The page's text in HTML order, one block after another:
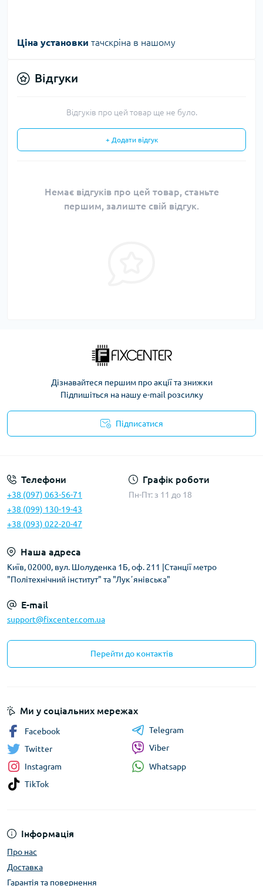
Ціна установки тачскріна в нашому
Відгуки
Відгуків про цей товар ще не було.
+ Додати відгук
Немає відгуків про цей товар, станьте
першим, залиште свій відгук.
Дізнавайтеся першим про акції та знижки
Підпишіться на нашу e-mail розсилку
Підписатися
Телефони
+38 (097) 063-56-71
+38 (099) 130-19-43
+38 (093) 022-20-47
Графік роботи
Пн-Пт: з 11 до 18
Наша адреса
Київ, 02000, вул. Шолуденка 1Б, оф. 211 |Станції метро
"Політехнічний інститут" та "Лукʼянівська"
E-mail
support@fixcenter.com.ua
Перейти до контактів
Інформація
Про нас
Доставка
Гарантія та повернення
Ми у соціальних мережах
Facebook
Twitter
Instagram
TikTok
Telegram
Viber
Whatsapp